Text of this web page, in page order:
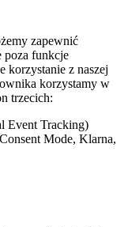
zapewnić
funkcje
korzystanie z naszej
korzystamy w
trzecich:
Event Tracking)
Mode, Klarna,